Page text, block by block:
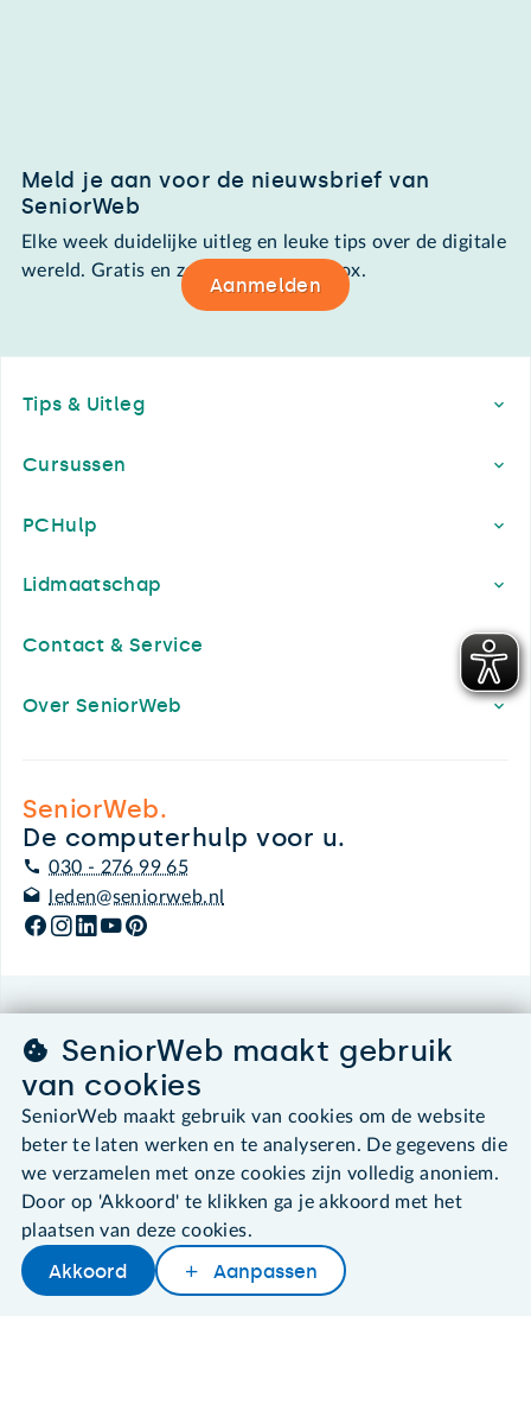
Later lezenDelenWoordenboek
Meld je aan voor de nieuwsbrief van
SeniorWeb
Elke week duidelijke uitleg en leuke tips over de digitale
wereld. Gratis en zomaar in de mailbox.
Aanmelden
Tips & Uitleg
Cursussen
PCHulp
Lidmaatschap
Contact & Service
Over SeniorWeb
SeniorWeb.
De computerhulp voor u.
030 - 276 99 65
leden@seniorweb.nl
Algemene voorwaarden
Cookies en cookie-instellingen
Disclaimer
SeniorWeb maakt gebruik
van cookies
SeniorWeb maakt gebruik van cookies om de website
beter te laten werken en te analyseren. De gegevens die
we verzamelen met onze cookies zijn volledig anoniem.
Door op 'Akkoord' te klikken ga je akkoord met het
plaatsen van deze cookies.
Akkoord Aanpassen